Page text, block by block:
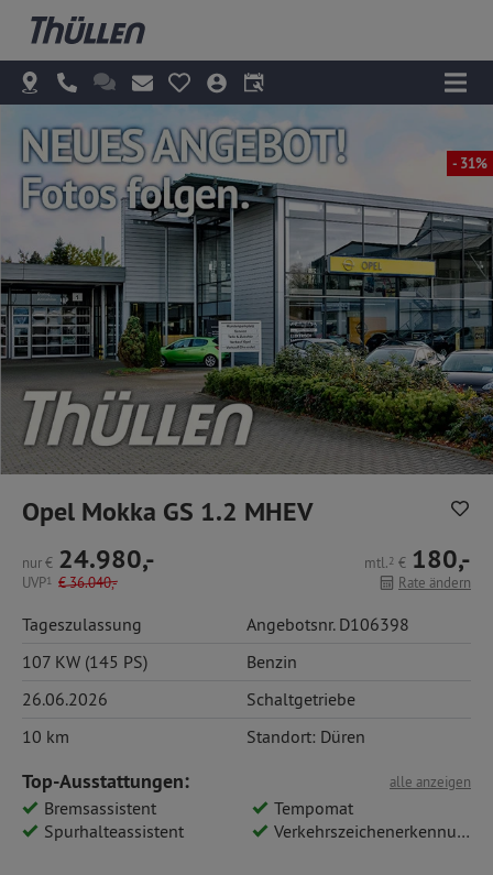
- 31%
Opel Mokka GS 1.2 MHEV
nur€ 24.980,-
UVP1 €36.040,-
mtl.2 € 180,-
Rate ändern
Tageszulassung
Angebotsnr. D106398
107 KW (145 PS)
Benzin
26.06.2026
Schaltgetriebe
10 km
Standort: Düren
alle anzeigen
Top-Ausstattungen:
Bremsassistent
Tempomat
Spurhalteassistent
Verkehrszeichenerkennung